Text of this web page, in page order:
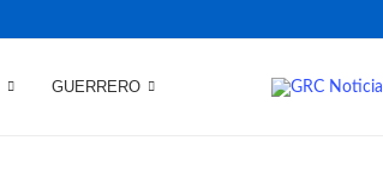
GUERRERO